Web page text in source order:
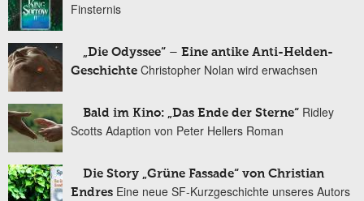
Finsternis
„Die Odyssee“ – Eine antike Anti-Helden-
Geschichte Christopher Nolan wird erwachsen
Bald im Kino: „Das Ende der Sterne“ Ridley
Scotts Adaption von Peter Hellers Roman
Die Story „Grüne Fassade“ von Christian
Endres Eine neue SF-Kurzgeschichte unseres Autors